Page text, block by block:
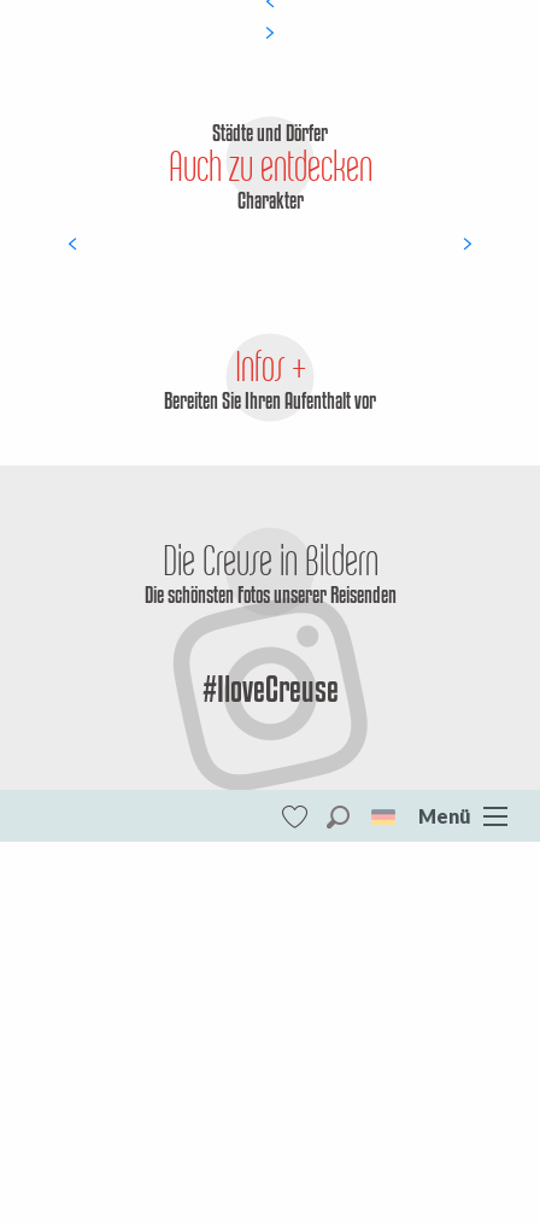
Menü
Suche
Städte und Dörfer
Auch zu entdecken
Charakter
Infos +
Bereiten Sie Ihren Aufenthalt vor
Die Creuse in Bildern
Die schönsten Fotos unserer Reisenden
#IloveCreuse